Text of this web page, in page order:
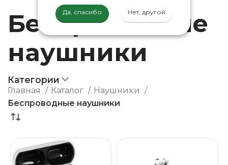
Да, спасибо Нет, другой
Беспроводные
наушники
Категории
Главная Каталог
Наушники
Беспроводные наушники